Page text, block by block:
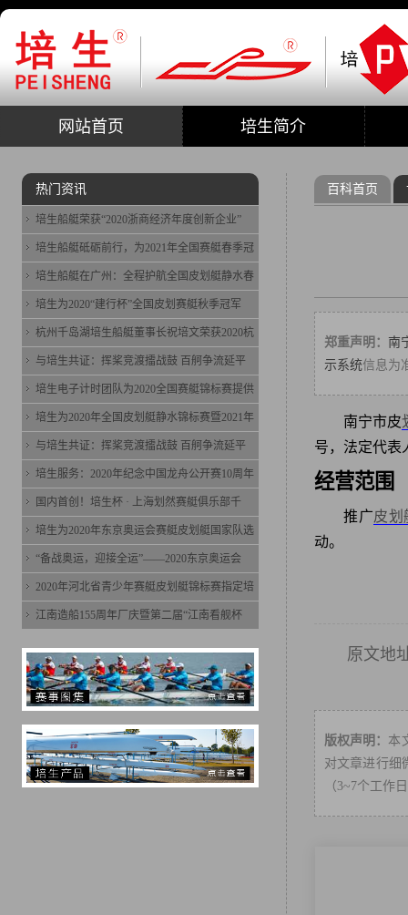
网站首页 培生简介
百科首页
郑重声明： 南
示系统信息为
南宁市皮
号，法定代表
经营范围
推广皮划
动。
原文地
版权声明： 本
对文章进行细
（3~7个工作
热门资讯
培生船艇荣获“2020浙商经济年度创新企业”
培生船艇砥砺前行，为2021年全国赛艇春季冠
培生船艇在广州：全程护航全国皮划艇静水春
培生为2020“建行杯”全国皮划赛艇秋季冠军
杭州千岛湖培生船艇董事长祝培文荣获2020杭
与培生共证：挥桨竞渡擂战鼓 百舸争流延平
培生电子计时团队为2020全国赛艇锦标赛提供
培生为2020年全国皮划艇静水锦标赛暨2021年
与培生共证：挥桨竞渡擂战鼓 百舸争流延平
培生服务：2020年纪念中国龙舟公开赛10周年
国内首创！培生杯 · 上海划然赛艇俱乐部千
培生为2020年东京奥运会赛艇皮划艇国家队选
“备战奥运，迎接全运”——2020东京奥运会
2020年河北省青少年赛艇皮划艇锦标赛指定培
江南造船155周年厂庆暨第二届“江南看舰杯